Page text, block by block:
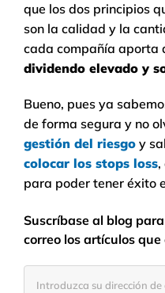
que los dos principios
son la calidad y la
cada compañía aporta
dividendo elevado y
Bueno, pues ya
de forma segura y no
gestión del riesgo y
colocar los stops loss,
para poder tener éxito
Suscríbase al blog
correo los artículos que